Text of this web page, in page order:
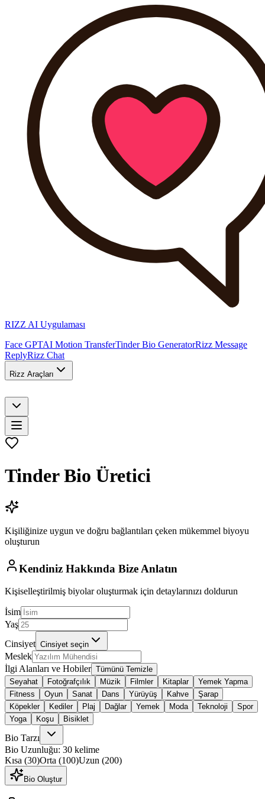
RIZZ AI Uygulaması
Face GPTAI Motion TransferTinder Bio GeneratorRizz Message
ReplyRizz Chat
Rizz Araçları
Tinder Bio Üretici
Kişiliğinize uygun ve doğru bağlantıları çeken mükemmel biyoyu
oluşturun
Kendiniz Hakkında Bize Anlatın
Kişiselleştirilmiş biyolar oluşturmak için detaylarınızı doldurun
İsim
Yaş
Cinsiyet Cinsiyet seçin
Meslek
İlgi Alanları ve Hobiler Tümünü Temizle
Seyahat
Fotoğrafçılık Müzik Filmler Kitaplar
Yemek Yapma
Fitness
Oyun Sanat Dans Yürüyüş Kahve
Şarap
Köpekler
Kediler Plaj Dağlar Yemek Moda Teknoloji
Spor
Yoga
Koşu Bisiklet
Bio Tarzı
Bio Uzunluğu: 30 kelime
Kısa (30)Orta (100)Uzun (200)
Bio Oluştur